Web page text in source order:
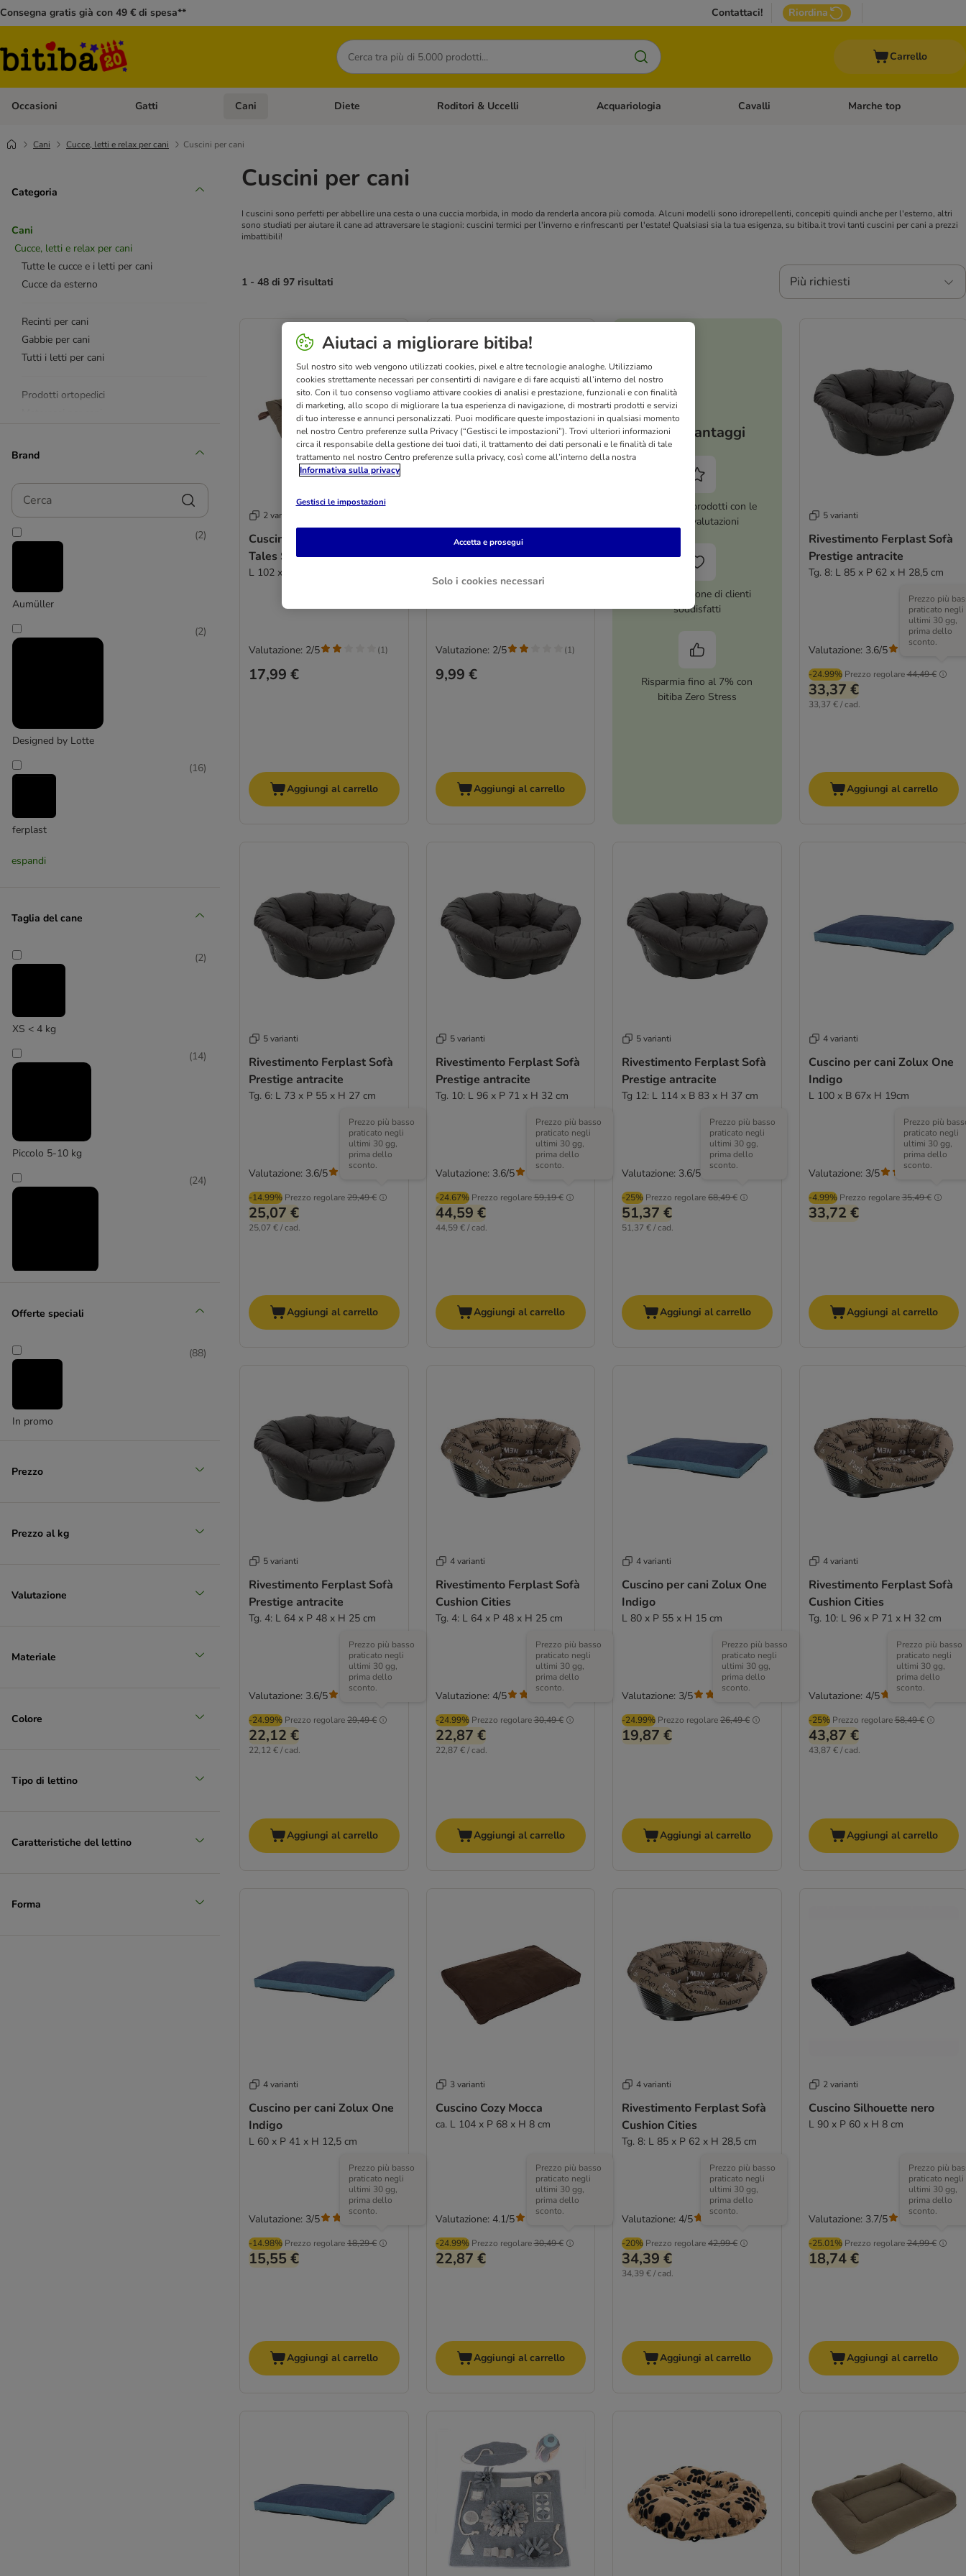
Consegna gratis già con 49 € di spesa** Contattaci! Riordina
Cerca
Carrello
Occasioni Apri Menù Categoria: Occasioni
Gatti Apri Menù Categoria: Gatti
Cani Apri Menù Categoria: Cani
Diete Apri Menù Categoria: Diete
Roditori & Uccelli Apri Menù Categoria: Roditori & Uccelli
Acquariologia Apri Menù Categoria: Acquariologia
Cavalli Apri Menù Categoria: Cavalli
Marche top
Cani Cucce, letti e relax per cani Cuscini per cani
Categoria
Cani
Cucce, letti e relax per cani
Tutte le cucce e i letti per cani
Cucce da esterno
Recinti per cani
Gabbie per cani
Tutti i letti per cani
Prodotti ortopedici
Coperte per cani
Divanetti per cani
Nicchie per cani
Porte per cani
Accessori per la casa
Cucce in Memory Foam
Cucce per cani grandi
Brand
Cerca
Aumüller
(2)
Designed by Lotte
(2)
ferplast
(16)
Flamingo
Hafenbande
(2)
Kerbl Pet
(4)
espandi
Taglia del cane
XS < 4 kg
(2)
Piccolo 5-10 kg
(14)
(24)
Grande 26 - 45 kg
12)
Offerte speciali
In promo
(88)
Prezzo
Prezzo al kg
Valutazione
Materiale
Colore
Tipo di lettino
Caratteristiche del lettino
Forma
Cuscini per cani
I cuscini sono perfetti per abbellire una cesta o una cuccia morbida, in modo da renderla ancora più comoda. Alcuni modelli sono idrorepellenti, concepiti quindi anche per l'esterno, altri
sono studiati per aiutare il cane ad attraversare le stagioni: cuscini termici per l'inverno e rinfrescanti per l'estate! Qualsiasi sia la tua esigenza, su bitiba.it trovi tanti cuscini per cani a prezzi
imbattibili!
1 - 48 di 97 risultati Più richiesti
2 varianti
Cuscino da esterno Nomad
Tales Spirit Pine per cane
L 102 x P 64 x H 10 cm
17,99 €
Valutazione: 2/5 (1)
Aggiungi al carrello
Cuscino da esterno Nomad
Tales Spirit Pine per cane
9,99 €
Valutazione: 2/5 (1)
Aggiungi al carrello
I tuoi vantaggi
Oltre 8.000 prodotti con le
migliori valutazioni
Più di 1 milione di clienti
soddisfatti
Risparmia fino al 7% con
bitiba Zero Stress
5 varianti
Rivestimento Ferplast Sofà
Prestige antracite
Tg. 8: L 85 x P 62 x H 28,5 cm
-24.99% Prezzo regolare44,49 €
Prezzo più
praticato negli
ultimi 30 gg,
prima dello
sconto.
33,37 €
33,37 € / cad.
Valutazione: 3.6/5
Aggiungi al carrello
5 varianti
Rivestimento Ferplast Sofà
Prestige antracite
Tg. 6: L 73 x P 55 x H 27 cm
-14.99% Prezzo regolare29,49 €
Prezzo più basso
praticato negli
ultimi 30 gg,
prima dello
sconto.
25,07 €
25,07 € / cad.
Valutazione: 3.6/5
Aggiungi al carrello
5 varianti
Rivestimento Ferplast Sofà
Prestige antracite
Tg. 10: L 96 x P 71 x H 32 cm
-24.67% Prezzo regolare59,19 €
Prezzo più basso
praticato negli
ultimi 30 gg,
prima dello
sconto.
44,59 €
44,59 € / cad.
Valutazione: 3.6/5
Aggiungi al carrello
5 varianti
Rivestimento Ferplast Sofà
Prestige antracite
Tg 12: L 114 x B 83 x H 37 cm
-25% Prezzo regolare68,49 €
Prezzo più basso
praticato negli
ultimi 30 gg,
prima dello
sconto.
51,37 €
51,37 € / cad.
Valutazione: 3.6/5
Aggiungi al carrello
4 varianti
Cuscino per cani Zolux One
Indigo
L 100 x B 67x H 19cm
-4.99% Prezzo regolare35,49 €
Prezzo più
praticato negli
ultimi 30 gg,
prima dello
sconto.
33,72 €
Valutazione: 3/5
Aggiungi al carrello
5 varianti
Rivestimento Ferplast Sofà
Prestige antracite
Tg. 4: L 64 x P 48 x H 25 cm
-24.99% Prezzo regolare29,49 €
Prezzo più basso
praticato negli
ultimi 30 gg,
prima dello
sconto.
22,12 €
22,12 € / cad.
Valutazione: 3.6/5
Aggiungi al carrello
4 varianti
Rivestimento Ferplast Sofà
Cushion Cities
Tg. 4: L 64 x P 48 x H 25 cm
-24.99% Prezzo regolare30,49 €
Prezzo più basso
praticato negli
ultimi 30 gg,
prima dello
sconto.
22,87 €
22,87 € / cad.
Valutazione: 4/5
Aggiungi al carrello
4 varianti
Cuscino per cani Zolux One
Indigo
L 80 x P 55 x H 15 cm
-24.99% Prezzo regolare26,49 €
Prezzo più basso
praticato negli
ultimi 30 gg,
prima dello
sconto.
19,87 €
Valutazione: 3/5
Aggiungi al carrello
4 varianti
Rivestimento Ferplast Sofà
Cushion Cities
Tg. 10: L 96 x P 71 x H 32 cm
-25% Prezzo regolare58,49 €
Prezzo più basso
praticato negli
ultimi 30 gg,
prima dello
sconto.
43,87 €
43,87 € / cad.
Valutazione: 4/5
Aggiungi al carrello
4 varianti
Cuscino per cani Zolux One
Indigo
L 60 x P 41 x H 12,5 cm
-14.98% Prezzo regolare18,29 €
Prezzo più basso
praticato negli
ultimi 30 gg,
prima dello
sconto.
15,55 €
Valutazione: 3/5
Aggiungi al carrello
3 varianti
Cuscino Cozy Mocca
ca. L 104 x P 68 x H 8 cm
-24.99% Prezzo regolare30,49 €
Prezzo più basso
praticato negli
ultimi 30 gg,
prima dello
sconto.
22,87 €
Valutazione: 4.1/5
Aggiungi al carrello
4 varianti
Rivestimento Ferplast Sofà
Cushion Cities
Tg. 8: L 85 x P 62 x H 28,5 cm
-20% Prezzo regolare42,99 €
Prezzo più basso
praticato negli
ultimi 30 gg,
prima dello
sconto.
34,39 €
34,39 € / cad.
Valutazione: 4/5
Aggiungi al carrello
2 varianti
Cuscino Silhouette nero
L 90 x P 60 x H 8 cm
-25.01% Prezzo regolare24,99 €
Prezzo più
praticato negli
ultimi 30 gg,
prima dello
sconto.
18,74 €
Valutazione: 3.7/5
Aggiungi al carrello
Aiutaci a migliorare bitiba!
Sul nostro sito web vengono utilizzati cookies, pixel e altre tecnologie analoghe. Utilizziamo
cookies strettamente necessari per consentirti di navigare e di fare acquisti all’interno del nostro
sito. Con il tuo consenso vogliamo attivare cookies di analisi e prestazione, funzionali e con finalità
di marketing, allo scopo di migliorare la tua esperienza di navigazione, di mostrarti prodotti e servizi
di tuo interesse e annunci personalizzati. Puoi modificare queste impostazioni in qualsiasi momento
nel nostro Centro preferenze sulla Privacy (“Gestisci le impostazioni”). Trovi ulteriori informazioni
circa il responsabile della gestione dei tuoi dati, il trattamento dei dati personali e le finalità di tale
trattamento nel nostro Centro preferenze sulla privacy, così come all’interno della nostra
Informativa sulla privacy
Gestisci le impostazioni
Solo i cookies necessari
Accetta e prosegui